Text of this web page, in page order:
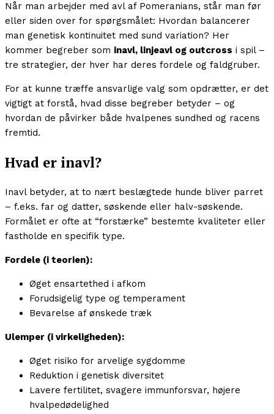
Når man arbejder med avl af Pomeranians, står man før
eller siden over for spørgsmålet: Hvordan balancerer
man genetisk kontinuitet med sund variation? Her
kommer begreber som inavl, linjeavl og outcross i spil –
tre strategier, der hver har deres fordele og faldgruber.
For at kunne træffe ansvarlige valg som opdrætter, er det
vigtigt at forstå, hvad disse begreber betyder – og
hvordan de påvirker både hvalpenes sundhed og racens
fremtid.
Hvad er inavl?
Inavl betyder, at to nært beslægtede hunde bliver parret
– f.eks. far og datter, søskende eller halv-søskende.
Formålet er ofte at “forstærke” bestemte kvaliteter eller
fastholde en specifik type.
Fordele (i teorien):
Øget ensartethed i afkom
Forudsigelig type og temperament
Bevarelse af ønskede træk
Ulemper (i virkeligheden):
Øget risiko for arvelige sygdomme
Reduktion i genetisk diversitet
Lavere fertilitet, svagere immunforsvar, højere
hvalpedødelighed